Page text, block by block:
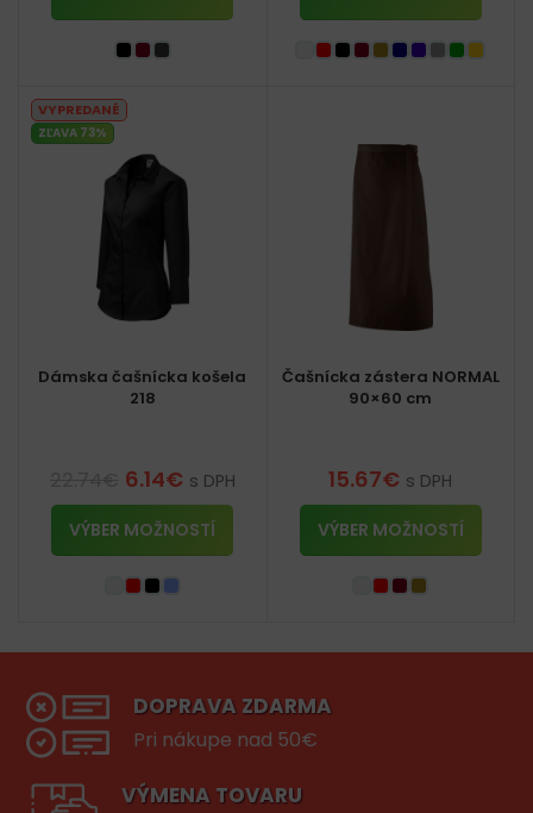
VYPREDANÉ
ZĽAVA 73%
Dámska čašnícka košela
218
6.14€ s DPH
VÝBER MOŽNOSTÍ
Čašnícka zástera NORMAL
90×60 cm
15.67€ s DPH
VÝBER MOŽNOSTÍ
DOPRAVA ZDARMA
Pri nákupe nad 50€
VÝMENA TOVARU